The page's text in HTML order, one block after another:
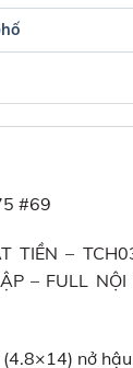
#69
TIỀN –
– FULL
nở